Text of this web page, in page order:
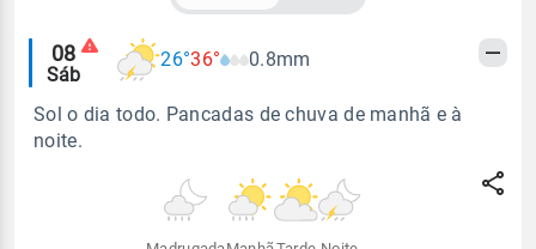
Alertas
meteorológicos
08
Sáb
26°36° 0.8mm
Sol o dia todo. Pancadas de chuva de manhã e à
noite.